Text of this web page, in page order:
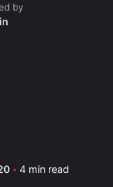
by
4 min read